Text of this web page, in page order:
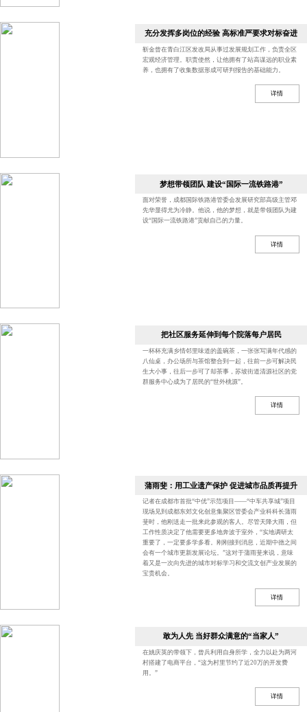
充分发挥多岗位的经验 高标准严要求对标奋进
靳金曾在青白江区发改局从事过发展规划工作，负责全区
宏观经济管理。职责使然，让他拥有了站高谋远的职业素
养，也拥有了收集数据形成可研判报告的基础能力。
详情
梦想带领团队 建设“国际一流铁路港”
面对荣誉，成都国际铁路港管委会发展研究部高级主管邓
先华显得尤为冷静。他说，他的梦想，就是带领团队为建
设“国际一流铁路港”贡献自己的力量。
详情
把社区服务延伸到每个院落每户居民
一杯杯充满乡情邻里味道的盖碗茶，一张张写满年代感的
八仙桌，办公场所与茶馆整合到一起，往前一步可解决民
生大小事，往后一步可了却茶事，苏坡街道清源社区的党
群服务中心成为了居民的“世外桃源”。
详情
蒲雨斐：用工业遗产保护 促进城市品质再提升
记者在成都市首批“中优”示范项目——“中车共享城”项目
现场见到成都东郊文化创意集聚区管委会产业科科长蒲雨
斐时，他刚送走一批来此参观的客人。尽管天降大雨，但
工作性质决定了他需要更多地奔波于室外，“实地调研太
重要了，一定要多学多看。刚刚接到消息，近期中德之间
会有一个城市更新发展论坛。”这对于蒲雨斐来说，意味
着又是一次向先进的城市对标学习和交流文创产业发展的
宝贵机会。
详情
敢为人先 当好群众满意的“当家人”
在姚庆英的带领下，曾兵利用自身所学，全力以赴为两河
村搭建了电商平台，“这为村里节约了近20万的开发费
用。”
详情